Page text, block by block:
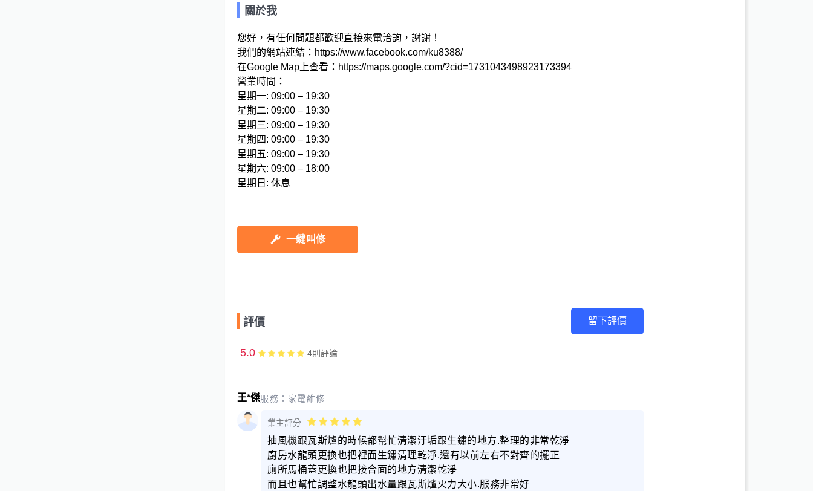
關於我
您好，有任何問題都歡迎直接來電洽詢，謝謝！
我們的網站連結：https://www.facebook.com/ku8388/
在Google Map上查看：https://maps.google.com/?cid=1731043498923173394
營業時間：
星期一: 09:00 – 19:30
星期二: 09:00 – 19:30
星期三: 09:00 – 19:30
星期四: 09:00 – 19:30
星期五: 09:00 – 19:30
星期六: 09:00 – 18:00
一鍵叫修
評價 留下評價
5.0 4則評論
王*傑服務： 家電維修
業主評分
抽風機跟瓦斯爐的時候都幫忙清潔汙垢跟生鏽的地方.整理的非常乾淨
廚房水龍頭更換也把裡面生鏽清理乾淨.還有以前左右不對齊的擺正
廁所馬桶蓋更換也把接合面的地方清潔乾淨
而且也幫忙調整水龍頭出水量跟瓦斯爐火力大小.服務非常好